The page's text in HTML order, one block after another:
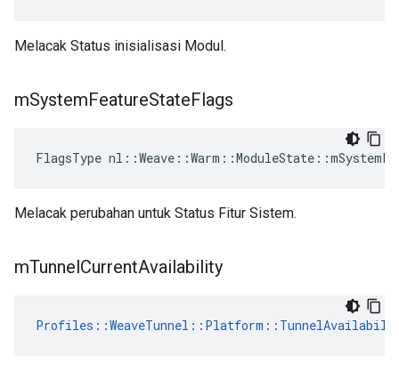
Melacak Status inisialisasi Modul.
mSystemFeatureStateFlags
FlagsType
Melacak perubahan untuk Status Fitur Sistem.
mTunnelCurrentAvailability